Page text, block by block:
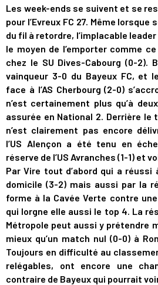
Les week-ends se suivent et se
pour l’Evreux FC 27. Même
du fil à retordre, l’implacable
le moyen de l’emporter comme
chez le SU Dives-Cabourg (0-2).
vainqueur 3-0 du Bayeux FC, et
face à l’AS Cherbourg (2-0)
n’est certainement plus qu’à
assurée en National 2. Derrière
n’est clairement pas encore
l’US Alençon a été tenu en
réserve de l’US Avranches (1-1) et
Par Vire tout d’abord qui a réussi
domicile (3-2) mais aussi par la
forme à la Cavée Verte contre
qui lorgne elle aussi le top 4. La
Métropole peut aussi y prétendre
mieux qu’un match nul (0-0) à
Toujours en difficulté au
relégables, ont encore une
contraire de Bayeux qui pourrait